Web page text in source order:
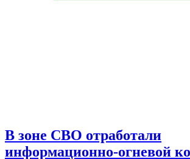
В зоне СВО отработали
информационно-огневой